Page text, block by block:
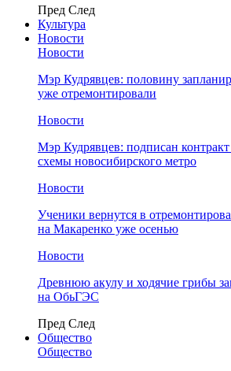
Пред След
Культура
Новости
Новости
Мэр Кудрявцев: половину
уже отремонтировали
Новости
Мэр Кудрявцев: подписан
схемы новосибирского метро
Новости
Ученики вернутся в
на Макаренко уже осенью
Новости
Древнюю акулу и ходячие грибы
на ОбьГЭС
Пред След
Общество
Общество